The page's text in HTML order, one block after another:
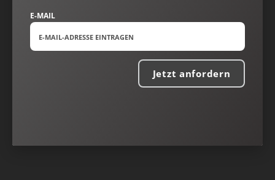
Nach oben
E-MAIL
Jetzt anfordern